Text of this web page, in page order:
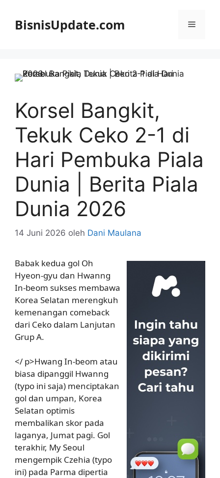
BisnisUpdate.com Menu
Korsel Bangkit,
Tekuk Ceko 2-1 di
Hari Pembuka Piala
Dunia | Berita Piala
Dunia 2026
14 Juni 2026 oleh Dani Maulana
Babak kedua gol Oh
Hyeon-gyu dan Hwanng
In-beom sukses membawa
Korea Selatan merengkuh
kemenangan comeback
dari Ceko dalam Lanjutan
Grup A.
</ p>Hwang In-beom atau
biasa dipanggil Hwanng
(typo ini saja) menciptakan
gol dan umpan, Korea
Selatan optimis
membalikan skor pada
laganya, Jumat pagi. Gol
terakhir, My Seoul
mengempik Czehia (typo
ini) pada Parma dipertia